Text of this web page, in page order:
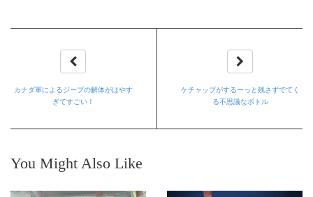
カナダ軍によるジープの解体がはやす
ぎてすごい！
ケチャップがするーっと残さずでてく
る不思議なボトル
You Might Also Like